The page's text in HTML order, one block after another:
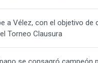
a Vélez, con el objetivo de
Torneo Clausura